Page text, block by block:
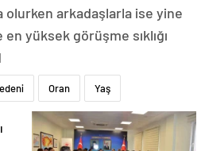
arkadaşlarla ise yine
yüksek görüşme sıklığı
Oran Yaş